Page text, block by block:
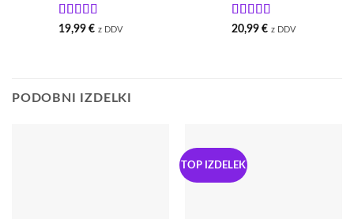
Ocenjeno5
19,99 € z DDV Ocenjeno5
20,99 € z DDV
PODOBNI IZDELKI
TOP IZDELEK